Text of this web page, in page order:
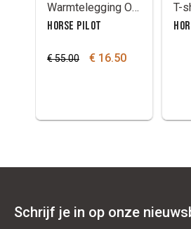
Warmtelegging Optimax
HORSE PILOT
€ 55.00 € 16.50
T-
Schrijf je in op onze